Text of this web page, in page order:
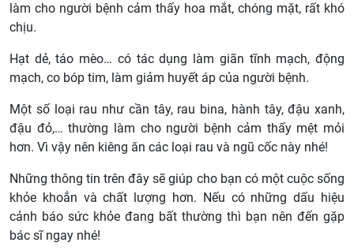
làm cho người bệnh cảm thấy hoa mắt, chóng mặt, rất khó
chịu.
Hạt dẻ, táo mèo… có tác dụng làm giãn tĩnh mạch, động
mạch, co bóp tim, làm giảm huyết áp của người bệnh.
Một số loại rau như cần tây, rau bina, hành tây, đậu xanh,
đậu đỏ,… thường làm cho người bệnh cảm thấy mệt mỏi
hơn. Vì vậy nên kiêng ăn các loại rau và ngũ cốc này nhé!
Những thông tin trên đây sẽ giúp cho bạn có một cuộc sống
khỏe khoắn và chất lượng hơn. Nếu có những dấu hiệu
cảnh báo sức khỏe đang bất thường thì bạn nên đến gặp
bác sĩ ngay nhé!